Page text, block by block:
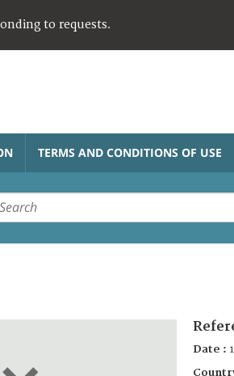
to requests.
TERMS AND CONDITIONS OF USE
Date :